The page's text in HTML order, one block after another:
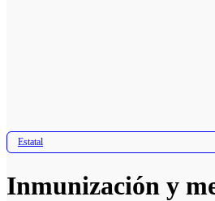
Estatal
Inmunización y